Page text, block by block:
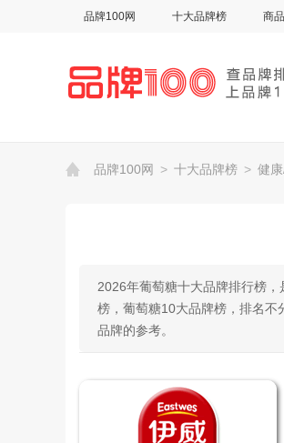
品牌100网 十大品牌榜 商
品牌100网 > 十大品牌榜 > 健
2026年葡萄糖十大品牌排行榜
榜，葡萄糖10大品牌榜，排名不
品牌的参考。